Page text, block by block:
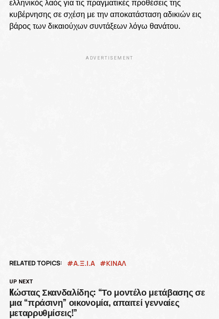
ελληνικός λαός για τις πραγματικές προθέσεις της
κυβέρνησης σε σχέση με την αποκατάσταση αδικιών εις
βάρος των δικαιούχων συντάξεων λόγω θανάτου.
ADVERTISEMENT
RELATED TOPICS: Α.Ξ.Ι.Α ΚΙΝΑΛ
UP NEXT
Kώστας Σκανδαλίδης: “Το μοντέλο μετάβασης σε
μια “πράσινη” οικονομία, απαιτεί γενναίες
μεταρρυθμίσεις!”